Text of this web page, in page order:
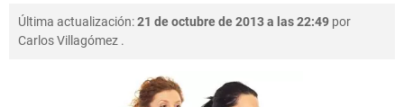
NUTRICIÓN
Última actualización:21 de octubre de 2013 a las 22:49 por
Carlos Villagómez .